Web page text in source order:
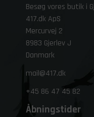
Besøg vores butik i
417.dk ApS
Mercurvej 2
8983 Gjerlev J
Danmark
mail@417.dk
+45 86 47 45 82
Åbningstider